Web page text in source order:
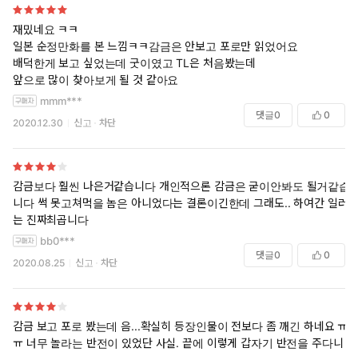
재밌네요 ㅋㅋ
일본 순정만화를 본 느낌ㅋㅋ감금은 안보고 포로만 읽었어요
배덕한게 보고 싶었는데 굿이였고 TL은 처음봤는데
앞으로 많이 찾아보게 될 것 같아요
mmm***
2020.12.30 신고 차단
댓글0 0
감금보다 훨씬 나은거같습니다 개인적으론 감금은 굳이안봐도 될거같습
니다 썩 못고쳐먹을 놈은 아니었다는 결론이긴한데 그래도.. 하여간 일러
는 진짜최곱니다
bb0***
2020.08.25 신고 차단
댓글0 0
감금 보고 포로 봤는데 음...확실히 등장인물이 전보다 좀 깨긴 하네요 ㅠ
ㅠ 너무 놀라는 반전이 있었단 사실. 끝에 이렇게 갑자기 반전을 주다니